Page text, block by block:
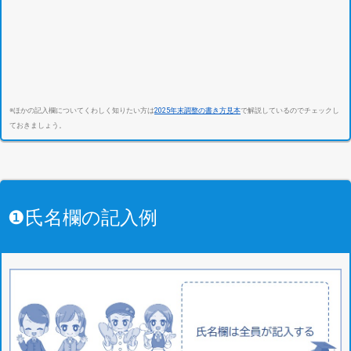
※ほかの記入欄についてくわしく知りたい方は2025年末調整の書き方見本で解説しているのでチェックし
ておきましょう。
❶氏名欄の記入例